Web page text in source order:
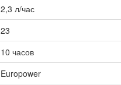
2,3 л/час
23
10 часов
Europower